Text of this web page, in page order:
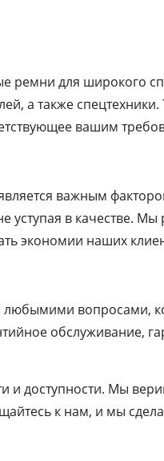
для широкого
а также
вашим
важным
в качестве. Мы
экономии наших
вопросами,
обслуживание,
доступности. Мы
к нам, и мы